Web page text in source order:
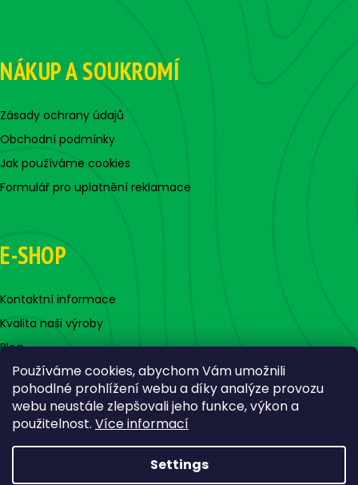
Používáme cookies, abychom Vám umožnili
pohodlné prohlížení webu a díky analýze provozu
webu neustále zlepšovali jeho funkce, výkon a
použitelnost. Více informací
Settings
NÁKUP A SOUKROMÍ
Zásady ochrany údajů
Obchodní podmínky
Jak používáme cookies
Formulář pro uplatnění reklamace
E-SHOP
Kontaktní informace
Kvalita naši výroby
Blog
Created by Shoptet